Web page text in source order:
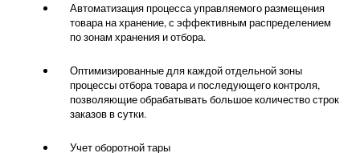
Автоматизация процесса управляемого размещения
товара на хранение, с эффективным распределением
по зонам хранения и отбора.
Оптимизированные для каждой отдельной зоны
процессы отбора товара и последующего контроля,
позволяющие обрабатывать большое количество строк
заказов в сутки.
Учет оборотной тары